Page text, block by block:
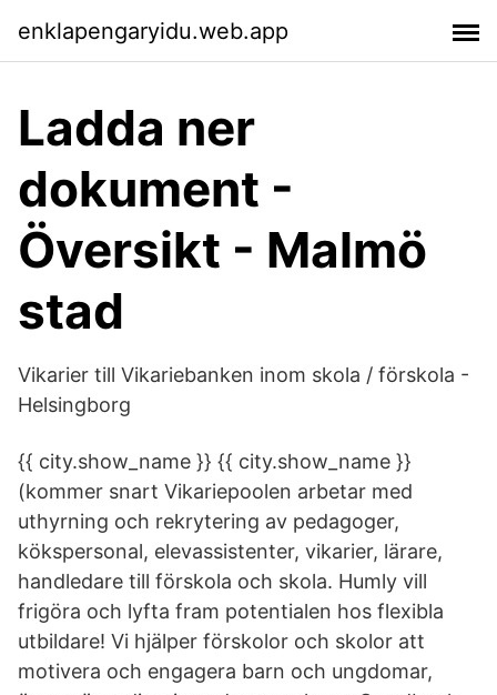
enklapengaryidu.web.app
Ladda ner
dokument -
Översikt - Malmö
stad
Vikarier till Vikariebanken inom skola / förskola -
Helsingborg
{{ city.show_name }} {{ city.show_name }}
(kommer snart Vikariepoolen arbetar med
uthyrning och rekrytering av pedagoger,
kökspersonal, elevassistenter, vikarier, lärare,
handledare till förskola och skola. Humly vill
frigöra och lyfta fram potentialen hos flexibla
utbildare! Vi hjälper förskolor och skolor att
motivera och engagera barn och ungdomar,